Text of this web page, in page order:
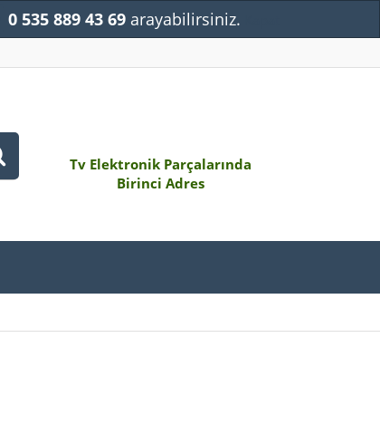
Tv Elektronik Parçalarında
Birinci Adres
0 535 889 43 69 arayabilirsiniz.